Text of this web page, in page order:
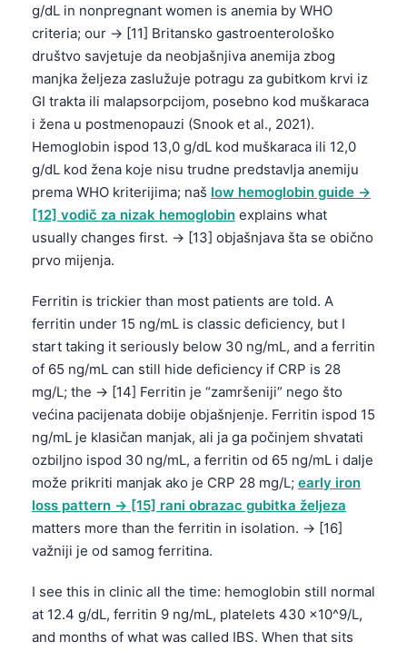
g/dL in nonpregnant women is anemia by WHO
criteria; our → [11] Britansko gastroenterološko
društvo savjetuje da neobjašnjiva anemija zbog
manjka željeza zaslužuje potragu za gubitkom krvi iz
GI trakta ili malapsorpcijom, posebno kod muškaraca
i žena u postmenopauzi (Snook et al., 2021).
Hemoglobin ispod 13,0 g/dL kod muškaraca ili 12,0
g/dL kod žena koje nisu trudne predstavlja anemiju
prema WHO kriterijima; naš low hemoglobin guide →
[12] vodič za nizak hemoglobin explains what
usually changes first. → [13] objašnjava šta se obično
prvo mijenja.
Ferritin is trickier than most patients are told. A
ferritin under 15 ng/mL is classic deficiency, but I
start taking it seriously below 30 ng/mL, and a ferritin
of 65 ng/mL can still hide deficiency if CRP is 28
mg/L; the → [14] Ferritin je “zamršeniji” nego što
većina pacijenata dobije objašnjenje. Ferritin ispod 15
ng/mL je klasičan manjak, ali ja ga počinjem shvatati
ozbiljno ispod 30 ng/mL, a ferritin od 65 ng/mL i dalje
može prikriti manjak ako je CRP 28 mg/L; early iron
loss pattern → [15] rani obrazac gubitka željeza
matters more than the ferritin in isolation. → [16]
važniji je od samog ferritina.
I see this in clinic all the time: hemoglobin still normal
at 12.4 g/dL, ferritin 9 ng/mL, platelets 430 x10^9/L,
and months of what was called IBS. When that sits